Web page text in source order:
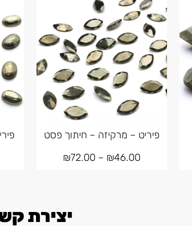
פיריט – מרקיזה – חיתוך פסט
₪46.00
–
₪72.00
יצירת